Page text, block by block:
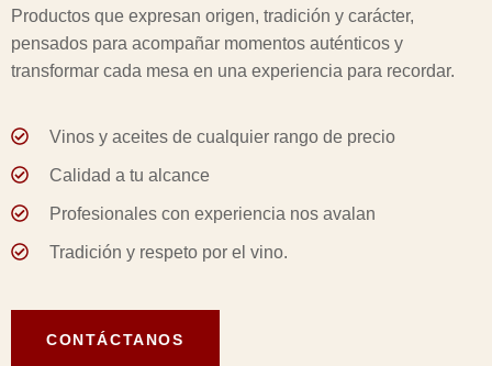
Productos que expresan origen, tradición y carácter,
pensados para acompañar momentos auténticos y
transformar cada mesa en una experiencia para recordar.
Vinos y aceites de cualquier rango de precio
Calidad a tu alcance
Profesionales con experiencia nos avalan
Tradición y respeto por el vino.
CONTÁCTANOS